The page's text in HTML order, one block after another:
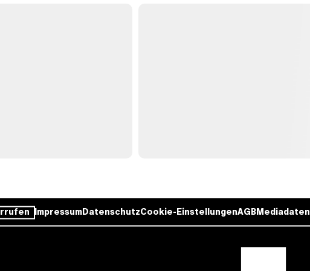
ImpressumDatenschutzCookie-EinstellungenAGBMediadaten